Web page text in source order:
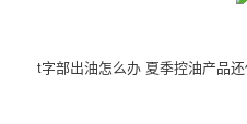
t字部出油怎么办 夏季控油产品